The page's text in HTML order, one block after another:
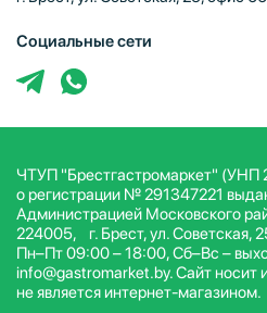
Социальные сети
ЧТУП "Брестгастромаркет" (УНП
о регистрации № 291347221
Администрацией Московского
224005, г. Брест, ул. Советская,
Пн–Пт 09:00 – 18:00, Сб–Вс –
info@gastromarket.by. Сайт носит
не является интернет-магазином.